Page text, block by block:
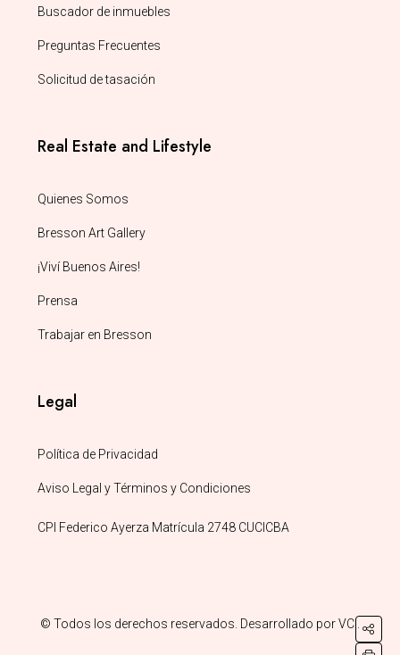
Buscador de inmuebles
Preguntas Frecuentes
Solicitud de tasación
Real Estate and Lifestyle
Quienes Somos
Bresson Art Gallery
¡Viví Buenos Aires!
Prensa
Trabajar en Bresson
Legal
Política de Privacidad
Aviso Legal y Términos y Condiciones
CPI Federico Ayerza Matrícula 2748 CUCICBA
© Todos los derechos reservados. Desarrollado porVC.